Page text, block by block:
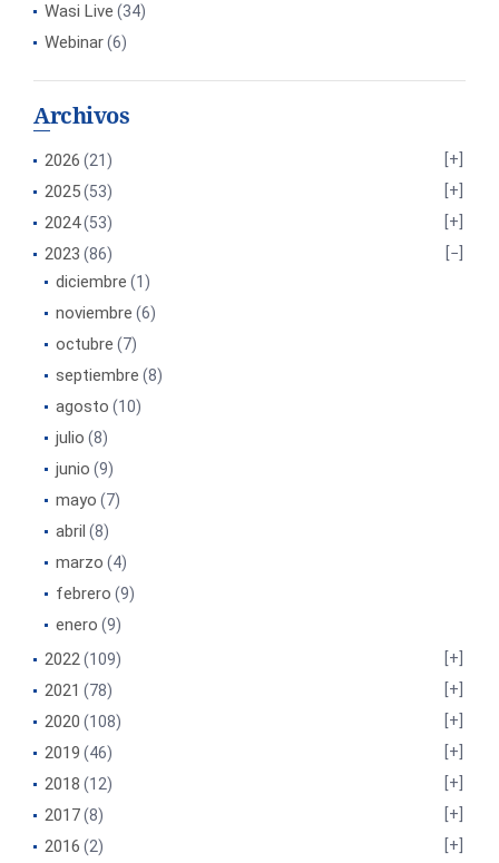
Wasi Live (34)
Webinar(6)
Archivos
2026 (21)
2025(53)
2024(53)
2023 (86)
diciembre (1)
noviembre (6)
octubre (7)
septiembre (8)
agosto (10)
julio (8)
junio (9)
mayo (7)
abril (8)
marzo (4)
febrero (9)
enero (9)
2022(109)
2021 (78)
2020 (108)
2019 (46)
2018 (12)
2017(8)
2016 (2)